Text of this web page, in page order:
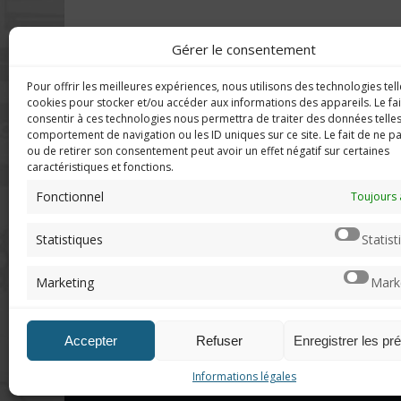
Gérer le consentement
Pour offrir les meilleures expériences, nous utilisons des technologies
cookies pour stocker et/ou accéder aux informations des appareils. Le
consentir à ces technologies nous permettra de traiter des données
comportement de navigation ou les ID uniques sur ce site. Le fait de ne
ou de retirer son consentement peut avoir un effet négatif sur certaines
caractéristiques et fonctions.
Fonctionnel Toujours
Statistiques
Marketing
Accepter Refuser Enregistrer les
Informations légales
Imerod.fr est un site traitant de
l'univers du jeu vidéo. Toute
reproduction partielle ou complète
sans autorisation préalable est
interdite.
Mentions légales
DERNIERS
en
de